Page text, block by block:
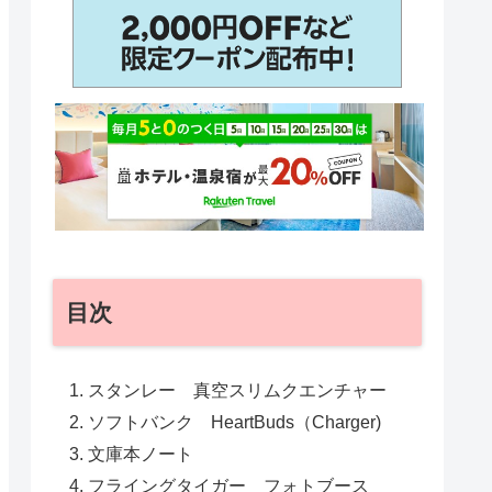
目次
スタンレー 真空スリムクエンチャー
ソフトバンク HeartBuds（Charger)
文庫本ノート
フライングタイガー フォトブース